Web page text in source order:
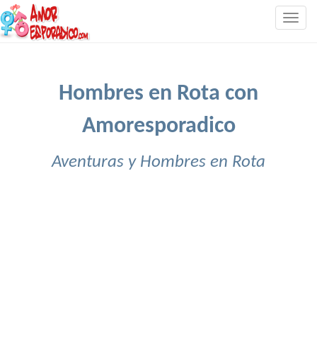
Hombres en Rota con
Amoresporadico
Aventuras y Hombres en Rota